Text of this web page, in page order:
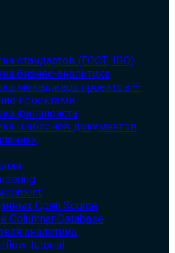
cтандартов (ГОСТ, ISO)
бизнес-аналитика
менеджера проектов —
проектами
финансиста
шаблонов документов
Open Source
Columnar Database
аналитика
Tutorial